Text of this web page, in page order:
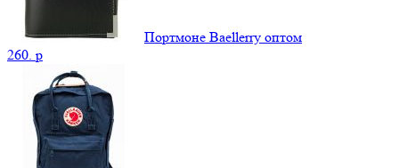
Портмоне Baellerry оптом
260. p